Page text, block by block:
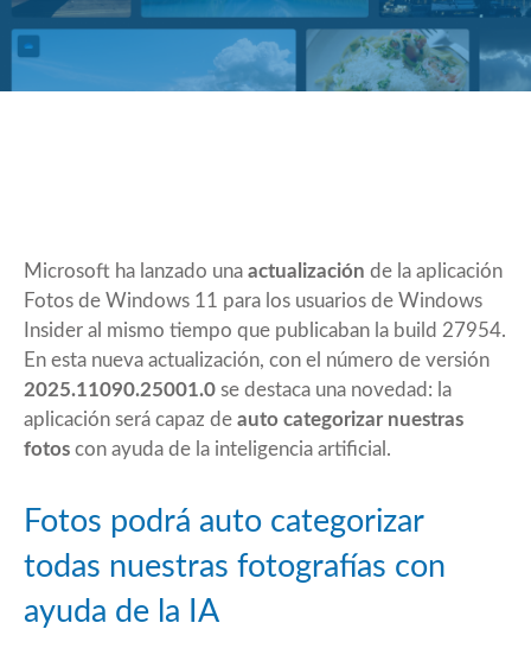
Microsoft ha lanzado una actualización de la aplicación
Fotos de Windows 11 para los usuarios de Windows
Insider al mismo tiempo que publicaban la build 27954.
En esta nueva actualización, con el número de versión
2025.11090.25001.0 se destaca una novedad: la
aplicación será capaz de auto categorizar nuestras
fotos con ayuda de la inteligencia artificial.
Fotos podrá auto categorizar
todas nuestras fotografías con
ayuda de la IA